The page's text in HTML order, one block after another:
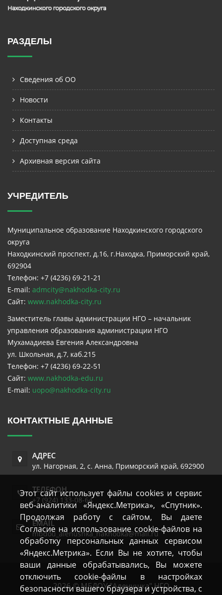
Этот сайт использует файлы cookies и сервис
веб-аналитики «Яндекс.Метрика», «Спутник».
Продолжая работу с сайтом, Вы даете
Согласие на использование cookie-файлов на
обработку персональных данных сервисом
«Яндекс.Метрика». Если Вы не хотите, чтобы
ваши данные обрабатывались, Вы можете
отключить cookie-файлы в настройках
безопасности вашего браузера и устройства, с
РАЗДЕЛЫ
Сведения об ОО
Новости
Контакты
Доступная среда
Архивная версия сайта
УЧРЕДИТЕЛЬ
Муниципальное образование Находкинского городского
округа
Находкинский проспект, д.16, г.Находка, Приморский край,
692904
Телефон: +7 (4236) 69-21-21
E-mail: admcity@nakhodka-city.ru
Сайт: www.nakhodka-city.ru
Заместитель главы администрации НГО – начальник
управления образования администрации НГО
Мухамадиева Евгения Александровна
ул. Школьная, д.7, каб.215
Телефон: +7 (4236) 69-22-51
Сайт: www.nakhodka-edu.ru
E-mail: uopo@nakhodka-city.ru
КОНТАКТНЫЕ ДАННЫЕ
АДРЕС
ул. Нагорная, 2, с. Анна, Приморский край, 692900
ТЕЛЕФОН
+7 (924) 133-08-64
EMAIL
mbdou_alenushka_nakhodka@mail.ru
2026 © МБДОУ "Аленушка" НГО